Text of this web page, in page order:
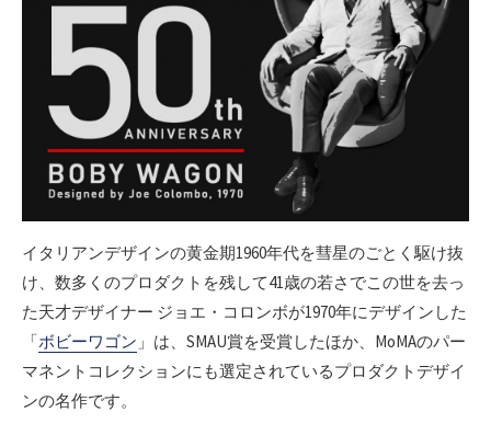
イタリアンデザインの黄金期1960年代を彗星のごとく駆け抜
け、数多くのプロダクトを残して41歳の若さでこの世を去っ
た天才デザイナー ジョエ・コロンボが1970年にデザインした
「ボビーワゴン 」は、SMAU賞を受賞したほか、MoMAのパー
マネントコレクションにも選定されているプロダクトデザイ
ンの名作です。